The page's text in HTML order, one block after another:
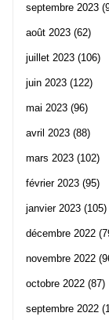
septembre 2023
août 2023 (62)
juillet 2023 (106)
juin 2023 (122)
mai 2023 (96)
avril 2023 (88)
mars 2023 (102)
février 2023 (95)
janvier 2023 (105)
décembre 2022
novembre 2022
octobre 2022 (87)
septembre 2022